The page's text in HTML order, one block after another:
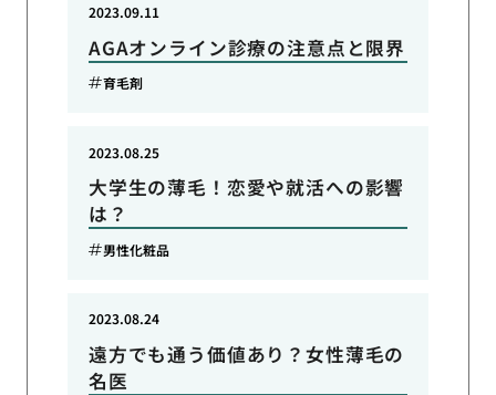
AGAオンライン診療の注意点と限界
2023.09.11
育毛剤
大学生の薄毛！恋愛や就活への影響
は？
2023.08.25
男性化粧品
遠方でも通う価値あり？女性薄毛の
名医
2023.08.24